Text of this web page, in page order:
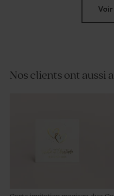
Voir
Nos clients ont aussi